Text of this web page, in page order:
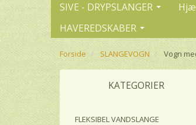
SIVE - DRYPSLANGER
HAVEREDSKABER
Forside SLANGEVOGN Vogn
KATEGORIER
FLEKSIBEL VANDSLANGE